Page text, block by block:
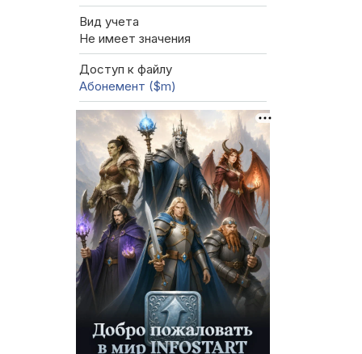
Вид учета
Не имеет значения
Доступ к файлу
Абонемент ($m)